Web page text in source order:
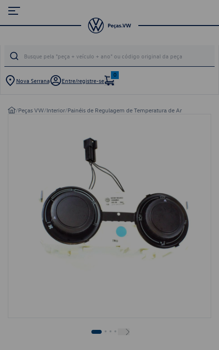
Nova Serrana Entre/registre-se
0
/Peças VW/Interior/Painéis de Regulagem de Temperatura de Ar